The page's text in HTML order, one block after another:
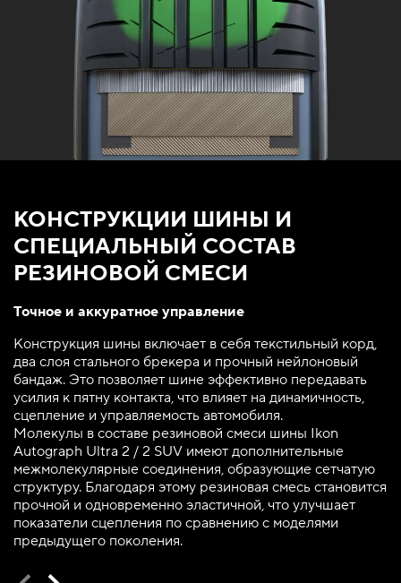
КОНСТРУКЦИИ ШИНЫ И
СПЕЦИАЛЬНЫЙ СОСТАВ
РЕЗИНОВОЙ СМЕСИ
Точное и аккуратное управление
Конструкция шины включает в себя текстильный корд,
два слоя стального брекера и прочный нейлоновый
бандаж. Это позволяет шине эффективно передавать
усилия к пятну контакта, что влияет на динамичность,
сцепление и управляемость автомобиля.
Молекулы в составе резиновой смеси шины Ikon
Autograph Ultra 2 / 2 SUV имеют дополнительные
межмолекулярные соединения, образующие сетчатую
структуру. Благодаря этому резиновая смесь становится
прочной и одновременно эластичной, что улучшает
показатели сцепления по сравнению с моделями
предыдущего поколения.